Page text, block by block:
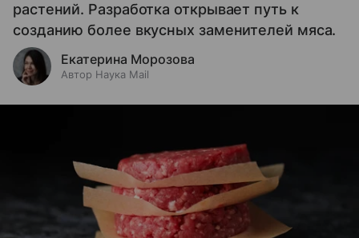
растений. Разработка открывает путь к
созданию более вкусных заменителей мяса.
Екатерина Морозова
Автор Наука Mail